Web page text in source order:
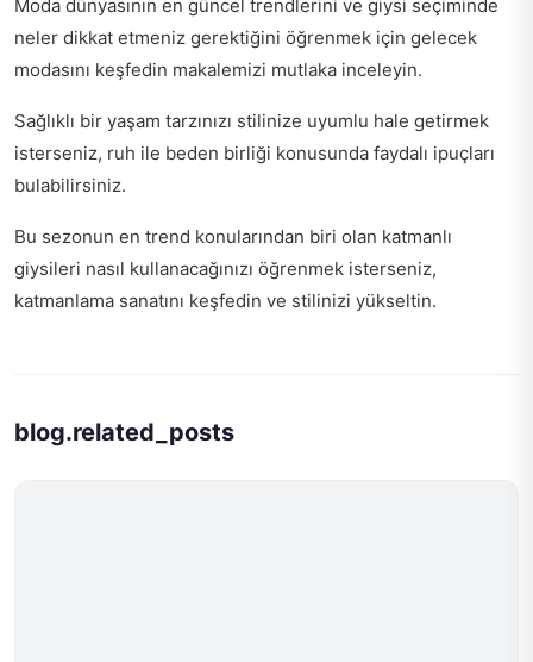
Moda dünyasının en güncel trendlerini ve giysi seçiminde
neler dikkat etmeniz gerektiğini öğrenmek için gelecek
modasını keşfedin makalemizi mutlaka inceleyin.
Sağlıklı bir yaşam tarzınızı stilinize uyumlu hale getirmek
isterseniz, ruh ile beden birliği konusunda faydalı ipuçları
bulabilirsiniz.
Bu sezonun en trend konularından biri olan katmanlı
giysileri nasıl kullanacağınızı öğrenmek isterseniz,
katmanlama sanatını keşfedin ve stilinizi yükseltin.
blog.related_posts